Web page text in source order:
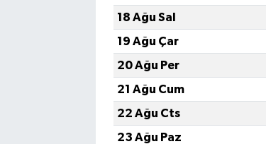
18 Ağu Sal
19 Ağu Çar
20 Ağu Per
21 Ağu Cum
22 Ağu Cts
23 Ağu Paz